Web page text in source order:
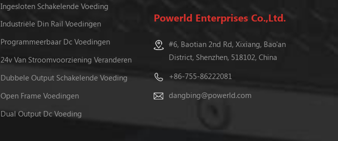
Ingesloten Schakelende Voeding
Industriële Din Rail Voedingen
Programmeerbaar Dc Voedingen
24v Van Stroomvoorziening Veranderen
Dubbele Output Schakelende Voeding
Open Frame Voedingen
Dual Output Dc Voeding
Powerld Enterprises Co.,Ltd.
#6, Baotian 2nd Rd, Xixiang, Bao'an
District, Shenzhen, 518102, China
+86-755-86222081
dangbing@powerld.com